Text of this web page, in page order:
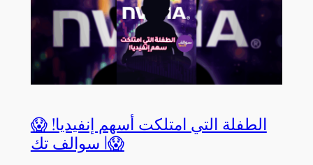
الطفلة التي امتلكت أسهم إنفيديا! 😱
😱| سوالف تك